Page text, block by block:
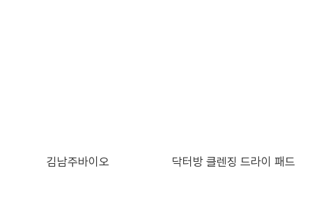
김남주바이오 닥터방 클렌징 드라이 패드